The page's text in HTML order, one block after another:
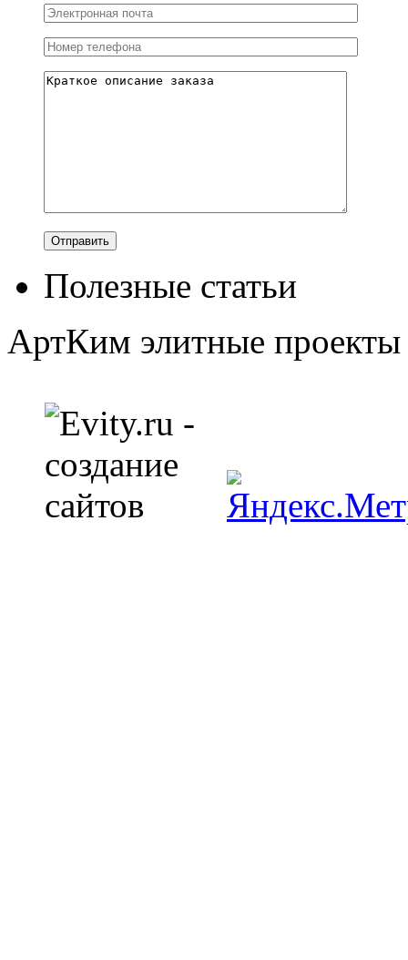
Полезные статьи
АртКим элитные